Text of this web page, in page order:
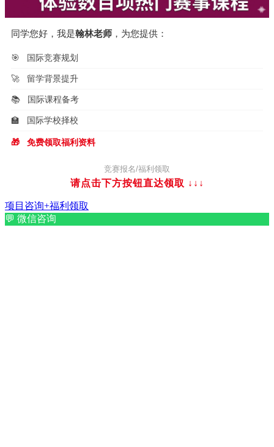
同学您好，我是翰林老师 ，为您提供：
🎯 国际竞赛规划
🚀 留学背景提升
📚 国际课程备考
🏫 国际学校择校
🎁 免费领取福利资料
竞赛报名/福利领取
请点击下方按钮直达领取 ↓↓↓
项目咨询+福利领取
💬 微信咨询